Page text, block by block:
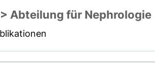
Abteilung für Nephrologie